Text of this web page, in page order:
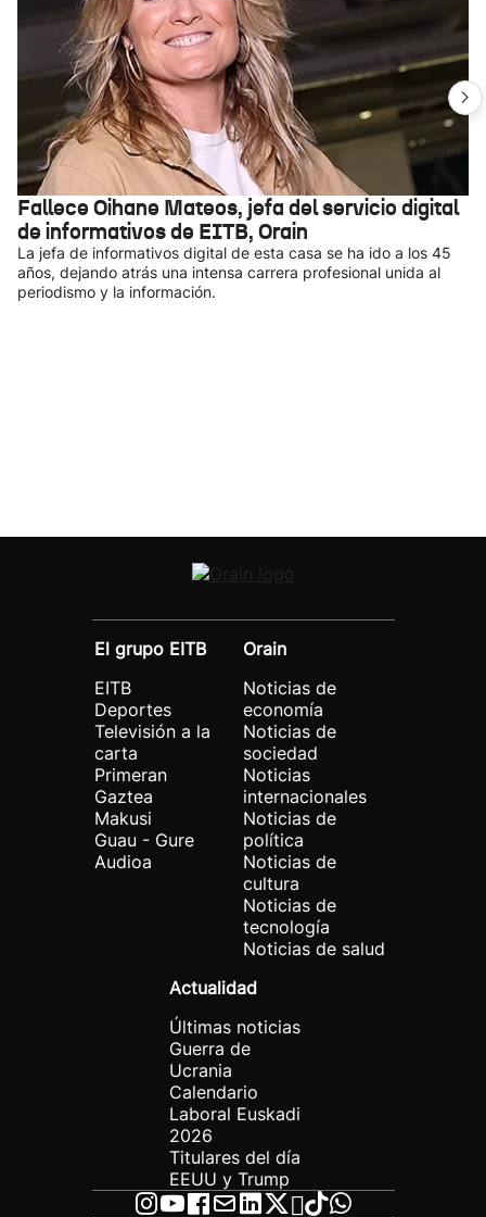
Fallece Oihane Mateos, jefa del servicio digital
de informativos de EITB, Orain
La jefa de informativos digital de esta casa se ha ido a los 45
años, dejando atrás una intensa carrera profesional unida al
periodismo y la información.
El grupo EITB
EITB
Deportes
Televisión a la
carta
Primeran
Gaztea
Makusi
Guau - Gure
Audioa
Orain
Noticias de
economía
Noticias de
sociedad
Noticias
internacionales
Noticias de
política
Noticias de
cultura
Noticias de
tecnología
Noticias de salud
Actualidad
Últimas noticias
Guerra de
Ucrania
Calendario
Laboral Euskadi
2026
Titulares del día
EEUU y Trump